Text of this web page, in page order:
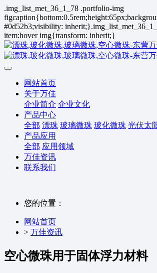
.img_list_met_36_1_78 .portfolio-img
#0d52b3;visibility:
item:hover img{transform: inherit;}
网站首页
关于万佳
企业简介 企业文化
产品中心
全部 漂珠 玻璃微珠 玻化微珠 光伏太
产品应用
全部 应用领域
万佳资讯
联系我们
您的位置：
网站首页
> 万佳资讯
空心微珠用于固体浮力材料